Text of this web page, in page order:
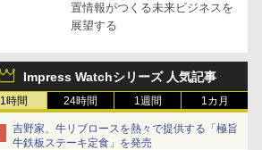
置情報がつくる未来ビジネスを
展望する
Impress Watchシリーズ 人気記事
1時間 24時間 1週間 1カ月
吉野家、牛リブロースを熱々で提供する「極旨
牛鉄板ステーキ定食」を発売